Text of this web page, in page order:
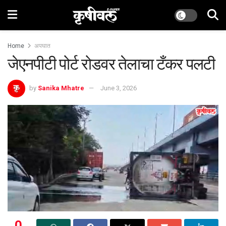
Home अपघात
जेएनपीटी पोर्ट रोडवर तेलाचा टँकर पलटी
by Sanika Mhatre June 3, 2026